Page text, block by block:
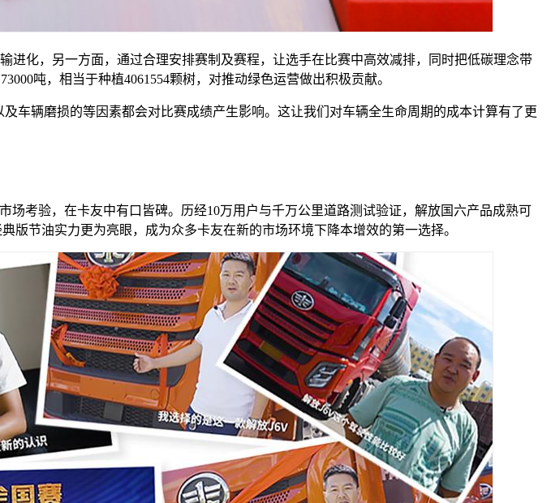
化，另一方面，通过合理安排赛制及赛程，让选手在比赛中高效减排，同时把低碳理念带
吨，相当于种植4061554颗树，对推动绿色运营做出积极贡献。
车辆磨损的等因素都会对比赛成绩产生影响。这让我们对车辆全生命周期的成本计算有了更
考验，在卡友中有口皆碑。历经10万用户与千万公里道路测试验证，解放国六产品成熟可
版节油实力更为亮眼，成为众多卡友在新的市场环境下降本增效的第一选择。